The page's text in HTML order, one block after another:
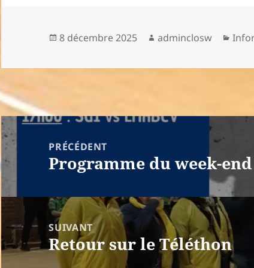
Publié
8 décembre 2025 Auteur
adminclosw
Navigation
de
l’article
PRÉCÉDENT
Article
Programme du week-end
SUIVANT
Article
suivant :
Retour sur le Téléthon